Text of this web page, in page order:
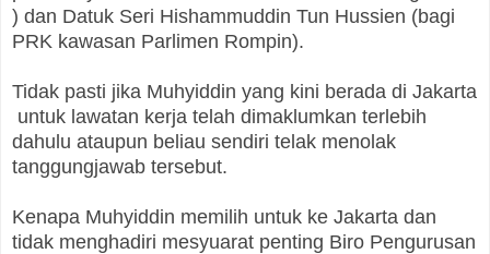
) dan Datuk Seri Hishammuddin Tun Hussien (bagi
PRK kawasan Parlimen Rompin).
Tidak pasti jika Muhyiddin yang kini berada di Jakarta
untuk lawatan kerja telah dimaklumkan terlebih
dahulu ataupun beliau sendiri telak menolak
tanggungjawab tersebut.
Kenapa Muhyiddin memilih untuk ke Jakarta dan
tidak menghadiri mesyuarat penting Biro Pengurusan